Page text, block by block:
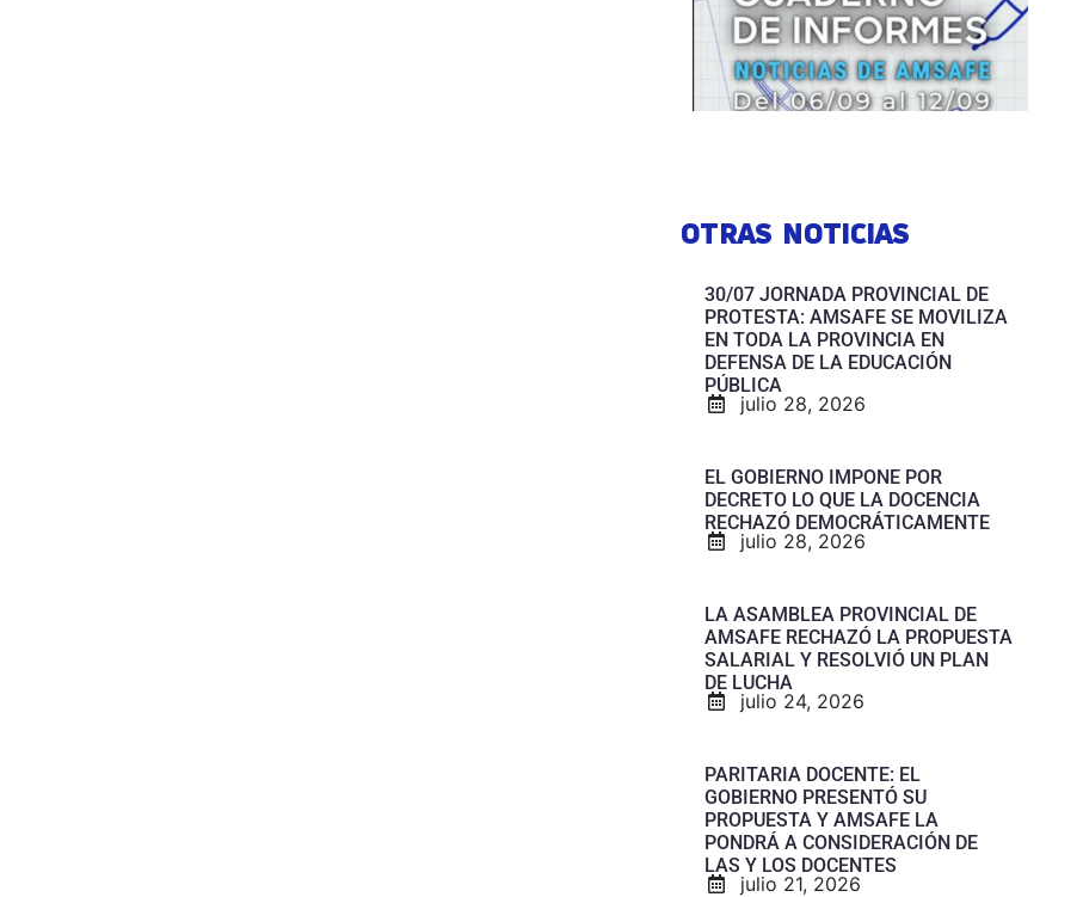
OTRAS NOTICIAS
30/07 JORNADA PROVINCIAL DE
PROTESTA: AMSAFE SE MOVILIZA
EN TODA LA PROVINCIA EN
DEFENSA DE LA EDUCACIÓN
PÚBLICA
julio 28, 2026
EL GOBIERNO IMPONE POR
DECRETO LO QUE LA DOCENCIA
RECHAZÓ DEMOCRÁTICAMENTE
julio 28, 2026
LA ASAMBLEA PROVINCIAL DE
AMSAFE RECHAZÓ LA PROPUESTA
SALARIAL Y RESOLVIÓ UN PLAN
DE LUCHA
julio 24, 2026
PARITARIA DOCENTE: EL
GOBIERNO PRESENTÓ SU
PROPUESTA Y AMSAFE LA
PONDRÁ A CONSIDERACIÓN DE
LAS Y LOS DOCENTES
julio 21, 2026